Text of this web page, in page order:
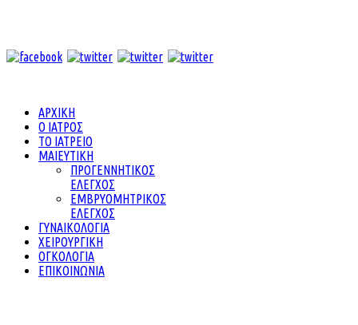
ΑΡΧΙΚΗ
Ο ΙΑΤΡΟΣ
ΤΟ ΙΑΤΡΕΙΟ
ΜΑΙΕΥΤΙΚΗ
ΠΡΟΓΕΝΝΗΤΙΚΟΣ
ΕΛΕΓΧΟΣ
ΕΜΒΡΥΟΜΗΤΡΙΚΟΣ
ΕΛΕΓΧΟΣ
ΓΥΝΑΙΚΟΛΟΓΙΑ
ΧΕΙΡΟΥΡΓΙΚΗ
ΟΓΚΟΛΟΓΙΑ
ΕΠΙΚΟΙΝΩΝΙΑ